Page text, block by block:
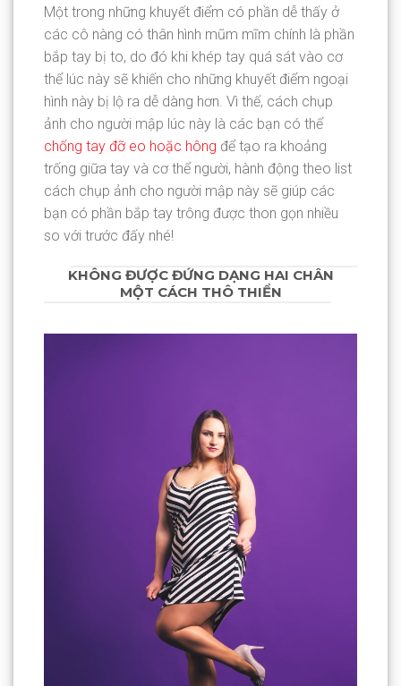
Một trong những khuyết điểm có phần dễ thấy ở
các cô nàng có thân hình mũm mĩm chính là phần
bắp tay bị to, do đó khi khép tay quá sát vào cơ
thể lúc này sẽ khiến cho những khuyết điểm ngoại
hình này bị lộ ra dễ dàng hơn. Vì thế, cách chụp
ảnh cho người mập lúc này là các bạn có thể
chống tay đỡ eo hoặc hông để tạo ra khoảng
trống giữa tay và cơ thể người, hành động theo list
cách chụp ảnh cho người mập này sẽ giúp các
bạn có phần bắp tay trông được thon gọn nhiều
so với trước đấy nhé!
KHÔNG ĐƯỢC ĐỨNG DẠNG HAI CHÂN
MỘT CÁCH THÔ THIỂN